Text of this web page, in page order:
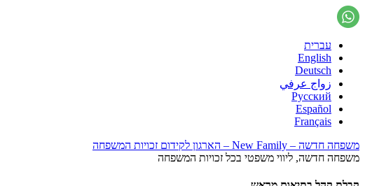
עברית
English
Deutsch
زواج عرفي
Русский
Español
Français
משפחה חדשה – New Family – הארגון לקידום זכויות המשפחה
משפחה חדשה, ליווי משפטי בכל זכויות המשפחה